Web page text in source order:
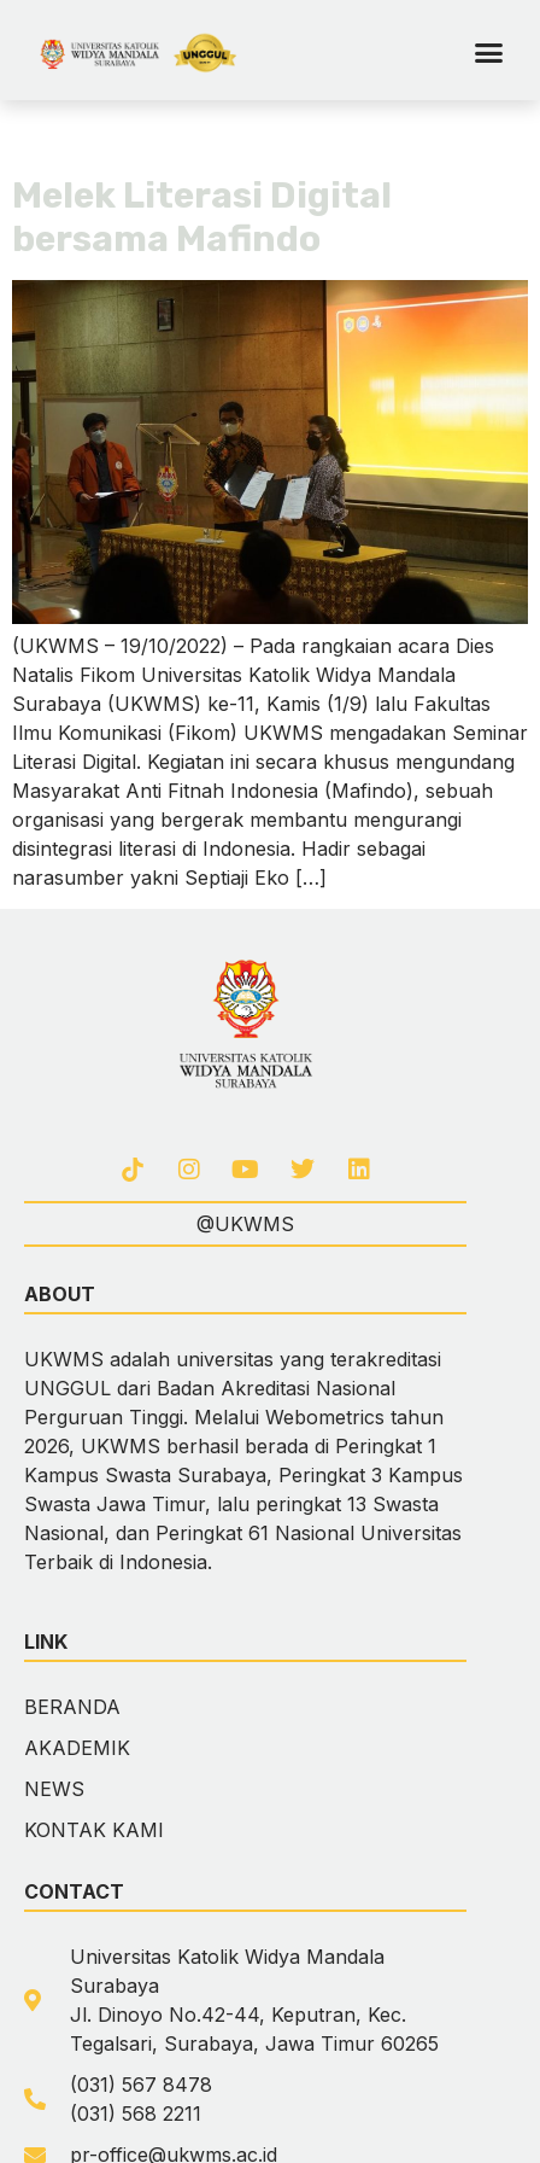
Melek Literasi Digital
bersama Mafindo
(UKWMS – 19/10/2022) – Pada rangkaian acara Dies
Natalis Fikom Universitas Katolik Widya Mandala
Surabaya (UKWMS) ke-11, Kamis (1/9) lalu Fakultas
Ilmu Komunikasi (Fikom) UKWMS mengadakan Seminar
Literasi Digital. Kegiatan ini secara khusus mengundang
Masyarakat Anti Fitnah Indonesia (Mafindo), sebuah
organisasi yang bergerak membantu mengurangi
disintegrasi literasi di Indonesia. Hadir sebagai
narasumber yakni Septiaji Eko […]
@UKWMS
ABOUT
UKWMS adalah universitas yang terakreditasi
UNGGUL dari Badan Akreditasi Nasional
Perguruan Tinggi. Melalui Webometrics tahun
2026, UKWMS berhasil berada di Peringkat 1
Kampus Swasta Surabaya, Peringkat 3 Kampus
Swasta Jawa Timur, lalu peringkat 13 Swasta
Nasional, dan Peringkat 61 Nasional Universitas
Terbaik di Indonesia.
LINK
BERANDA
AKADEMIK
NEWS
KONTAK KAMI
CONTACT
Universitas Katolik Widya Mandala
Surabaya
Jl. Dinoyo No.42-44, Keputran, Kec.
Tegalsari, Surabaya, Jawa Timur 60265
(031) 567 8478
(031) 568 2211
pr-office@ukwms.ac.id